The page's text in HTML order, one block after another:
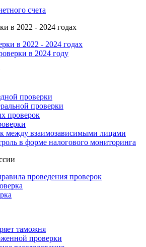
счета
в 2022 - 2024 годах
в 2022 - 2024 годах
в 2024 году
проверки
проверки
проверок
между взаимозависимыми лицами
в форме налогового мониторинга
проведения проверок
таможня
проверки